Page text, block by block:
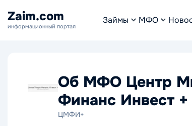
Zaim.com
информационный портал
Займы МФО
Об МФО Центр
Финанс Инвест +
ЦМФИ+